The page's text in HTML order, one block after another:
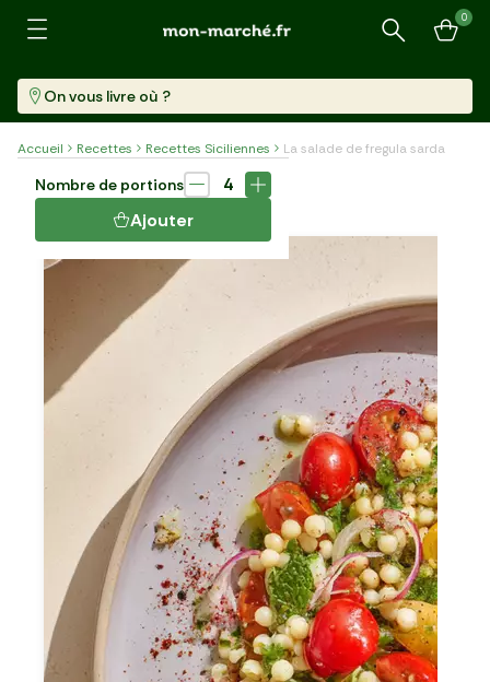
Recherche
0
On vous livre où ?
Accueil Recettes Recettes Siciliennes
La salade de fregula sarda
LA SALADE DE FREGULA SARDA
Nombre de portions
4
Ajouter